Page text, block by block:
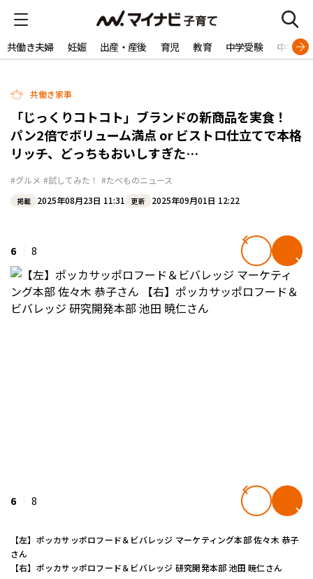
共働き夫婦 妊娠 出産・産後 育児 教育 中学受験 中学生
共働き家事
「じっくりコトコト」ブランドの新商品を実食！
パン2倍でボリューム満点 or ビストロ仕立てで本格
リッチ、どっちもおいしすぎた…
#グルメ #試してみた！ #たべものニュース
掲載 2025年08月23日 11:31 更新 2025年09月01日 12:22
6 8
6 8
【左】ポッカサッポロフード＆ビバレッジ マーケティング本部 佐々木 恭子
さん
【右】ポッカサッポロフード＆ビバレッジ 研究開発本部 池田 暁仁さん